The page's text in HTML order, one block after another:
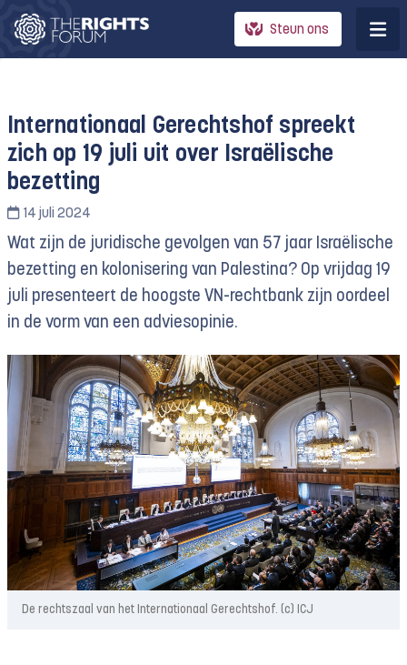
Steun ons
Internationaal Gerechtshof spreekt
zich op 19 juli uit over Israëlische
bezetting
14 juli 2024
Wat zijn de juridische gevolgen van 57 jaar Israëlische
bezetting en kolonisering van Palestina? Op vrijdag 19
juli presenteert de hoogste VN-rechtbank zijn oordeel
in de vorm van een adviesopinie.
De rechtszaal van het Internationaal Gerechtshof. (c) ICJ